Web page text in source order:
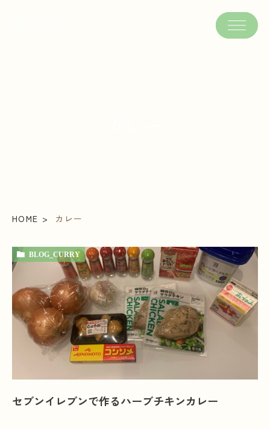
HOME カレー
BLOG_CURRY
セブンイレブンで作るハーブチキンカレー